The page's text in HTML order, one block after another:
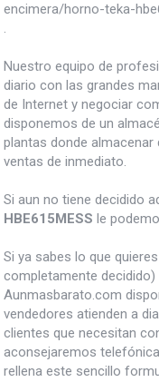
encimera/horno-teka-
.
Nuestro equipo de
diario con las grandes
de Internet y negociar
disponemos de un
plantas donde
ventas de inmediato.
Si aun no tiene decidido
HBE615MESS le
Si ya sabes lo que
completamente
Aunmasbarato.com
vendedores atienden a
clientes que necesitan
aconsejaremos
rellena este sencillo